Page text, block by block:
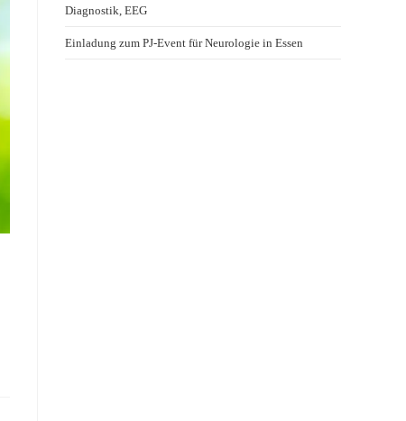
Diagnostik, EEG
Einladung zum PJ-Event für Neurologie in Essen